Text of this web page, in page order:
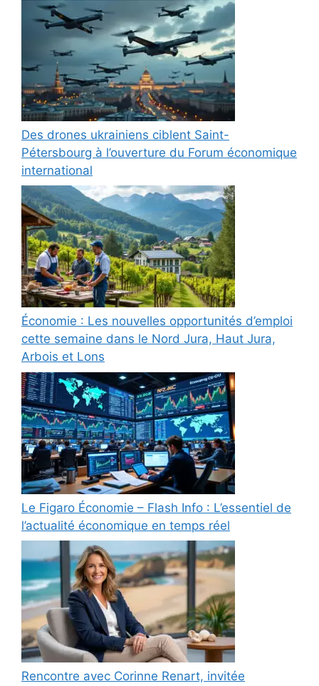
Des drones ukrainiens ciblent Saint-
Pétersbourg à l’ouverture du Forum économique
international
Économie : Les nouvelles opportunités d’emploi
cette semaine dans le Nord Jura, Haut Jura,
Arbois et Lons
Le Figaro Économie – Flash Info : L’essentiel de
l’actualité économique en temps réel
Rencontre avec Corinne Renart, invitée